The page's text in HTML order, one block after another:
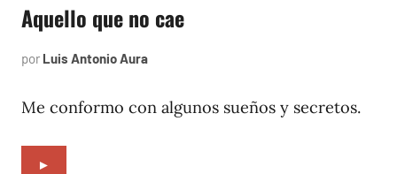
Aquello que no cae
por Luis Antonio Aura
2002
Me conformo con algunos sueños y secretos.
►